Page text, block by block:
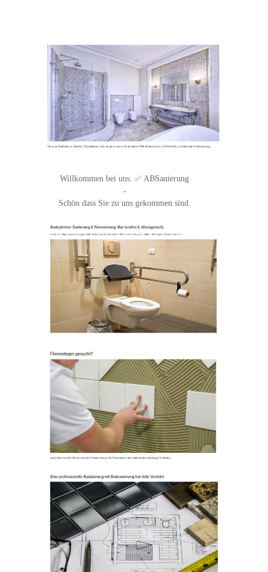
Willkommen bei uns. ✅ ABSanierung
-
Schön dass Sie zu uns gekommen sind.